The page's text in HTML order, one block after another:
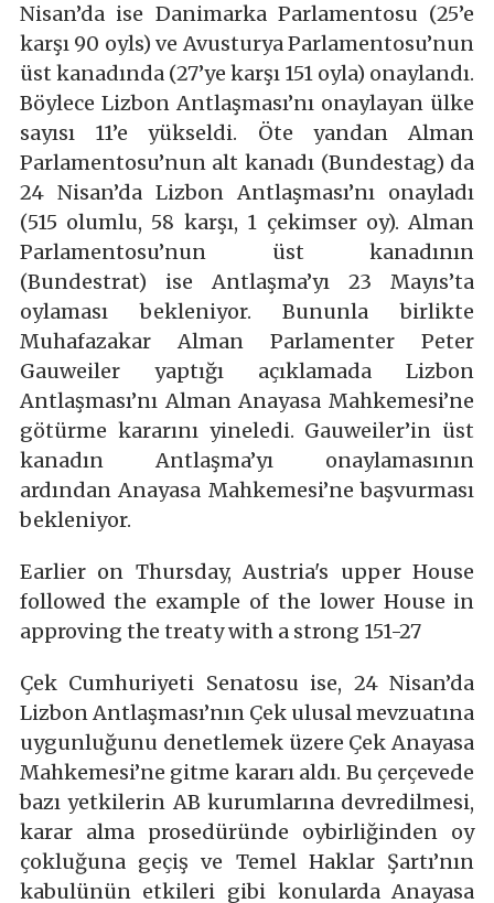
Nisan’da ise Danimarka Parlamentosu (25’e
karşı 90 oyls) ve Avusturya Parlamentosu’nun
üst kanadında (27’ye karşı 151 oyla) onaylandı.
Böylece Lizbon Antlaşması’nı onaylayan ülke
sayısı 11’e yükseldi. Öte yandan Alman
Parlamentosu’nun alt kanadı (Bundestag) da
24 Nisan’da Lizbon Antlaşması’nı onayladı
(515 olumlu, 58 karşı, 1 çekimser oy). Alman
Parlamentosu’nun üst kanadının
(Bundestrat) ise Antlaşma’yı 23 Mayıs’ta
oylaması bekleniyor. Bununla birlikte
Muhafazakar Alman Parlamenter Peter
Gauweiler yaptığı açıklamada Lizbon
Antlaşması’nı Alman Anayasa Mahkemesi’ne
götürme kararını yineledi. Gauweiler’in üst
kanadın Antlaşma’yı onaylamasının
ardından Anayasa Mahkemesi’ne başvurması
bekleniyor.
Earlier on Thursday, Austria's upper House
followed the example of the lower House in
approving the treaty with a strong 151-27
Çek Cumhuriyeti Senatosu ise, 24 Nisan’da
Lizbon Antlaşması’nın Çek ulusal mevzuatına
uygunluğunu denetlemek üzere Çek Anayasa
Mahkemesi’ne gitme kararı aldı. Bu çerçevede
bazı yetkilerin AB kurumlarına devredilmesi,
karar alma prosedüründe oybirliğinden oy
çokluğuna geçiş ve Temel Haklar Şartı’nın
kabulünün etkileri gibi konularda Anayasa